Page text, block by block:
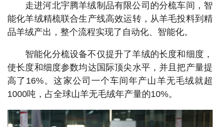
走进河北宇腾羊绒制品有限公司的分梳车间，智
能化羊绒精梳联合生产线高效运转，从羊毛投料到精
品羊绒产出，整个流程实现了自动化、智能化。
智能化分梳设备不仅提升了羊绒的长度和细度，
使长度和细度参数均达国际顶尖水平，并且把产量提
高了16%。这家公司一个车间年产山羊无毛绒就超
1000吨，占全球山羊无毛绒年产量的10%。